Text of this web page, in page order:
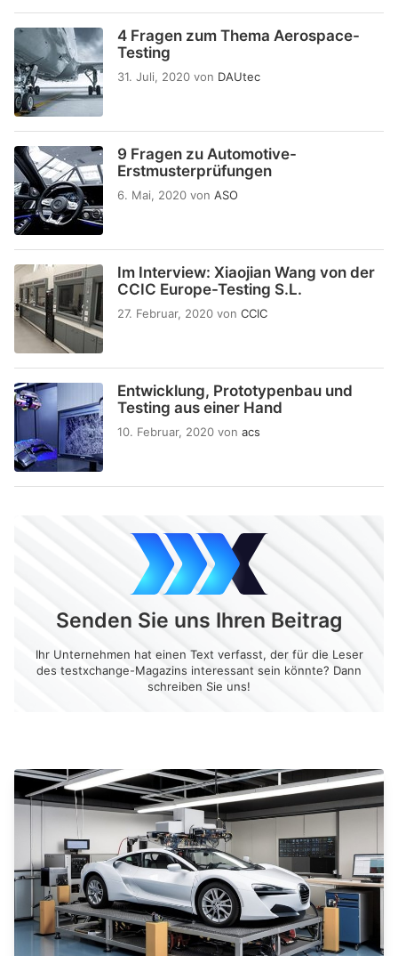
4 Fragen zum Thema Aerospace-
Testing
31. Juli, 2020 von DAUtec
9 Fragen zu Automotive-
Erstmusterprüfungen
6. Mai, 2020 von ASO
Im Interview: Xiaojian Wang von der
CCIC Europe-Testing S.L.
27. Februar, 2020 von CCIC
Entwicklung, Prototypenbau und
Testing aus einer Hand
10. Februar, 2020 von acs
Senden Sie uns Ihren Beitrag
Ihr Unternehmen hat einen Text verfasst, der für die Leser
des testxchange-Magazins interessant sein könnte? Dann
schreiben Sie uns!